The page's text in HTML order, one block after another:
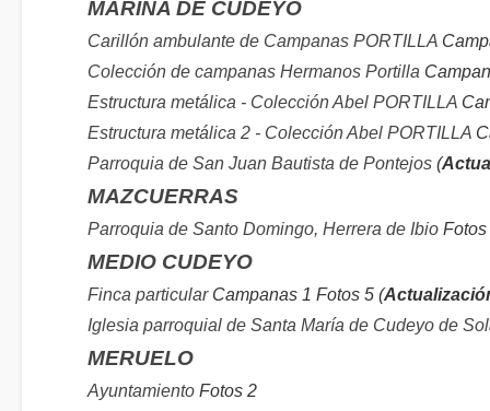
MARINA DE CUDEYO
Carillón ambulante de Campanas PORTILLA
Colección de campanas Hermanos Portilla
Estructura metálica - Colección Abel PORTILLA
Estructura metálica 2 - Colección Abel PORTILLA
Parroquia de San Juan Bautista de Pontejos (
MAZCUERRAS
Parroquia de Santo Domingo, Herrera de Ibio Fotos
MEDIO CUDEYO
Finca particularCampanas 1 Fotos 5 (
Iglesia parroquial de Santa María de Cudeyo de
MERUELO
Ayuntamiento Fotos 2